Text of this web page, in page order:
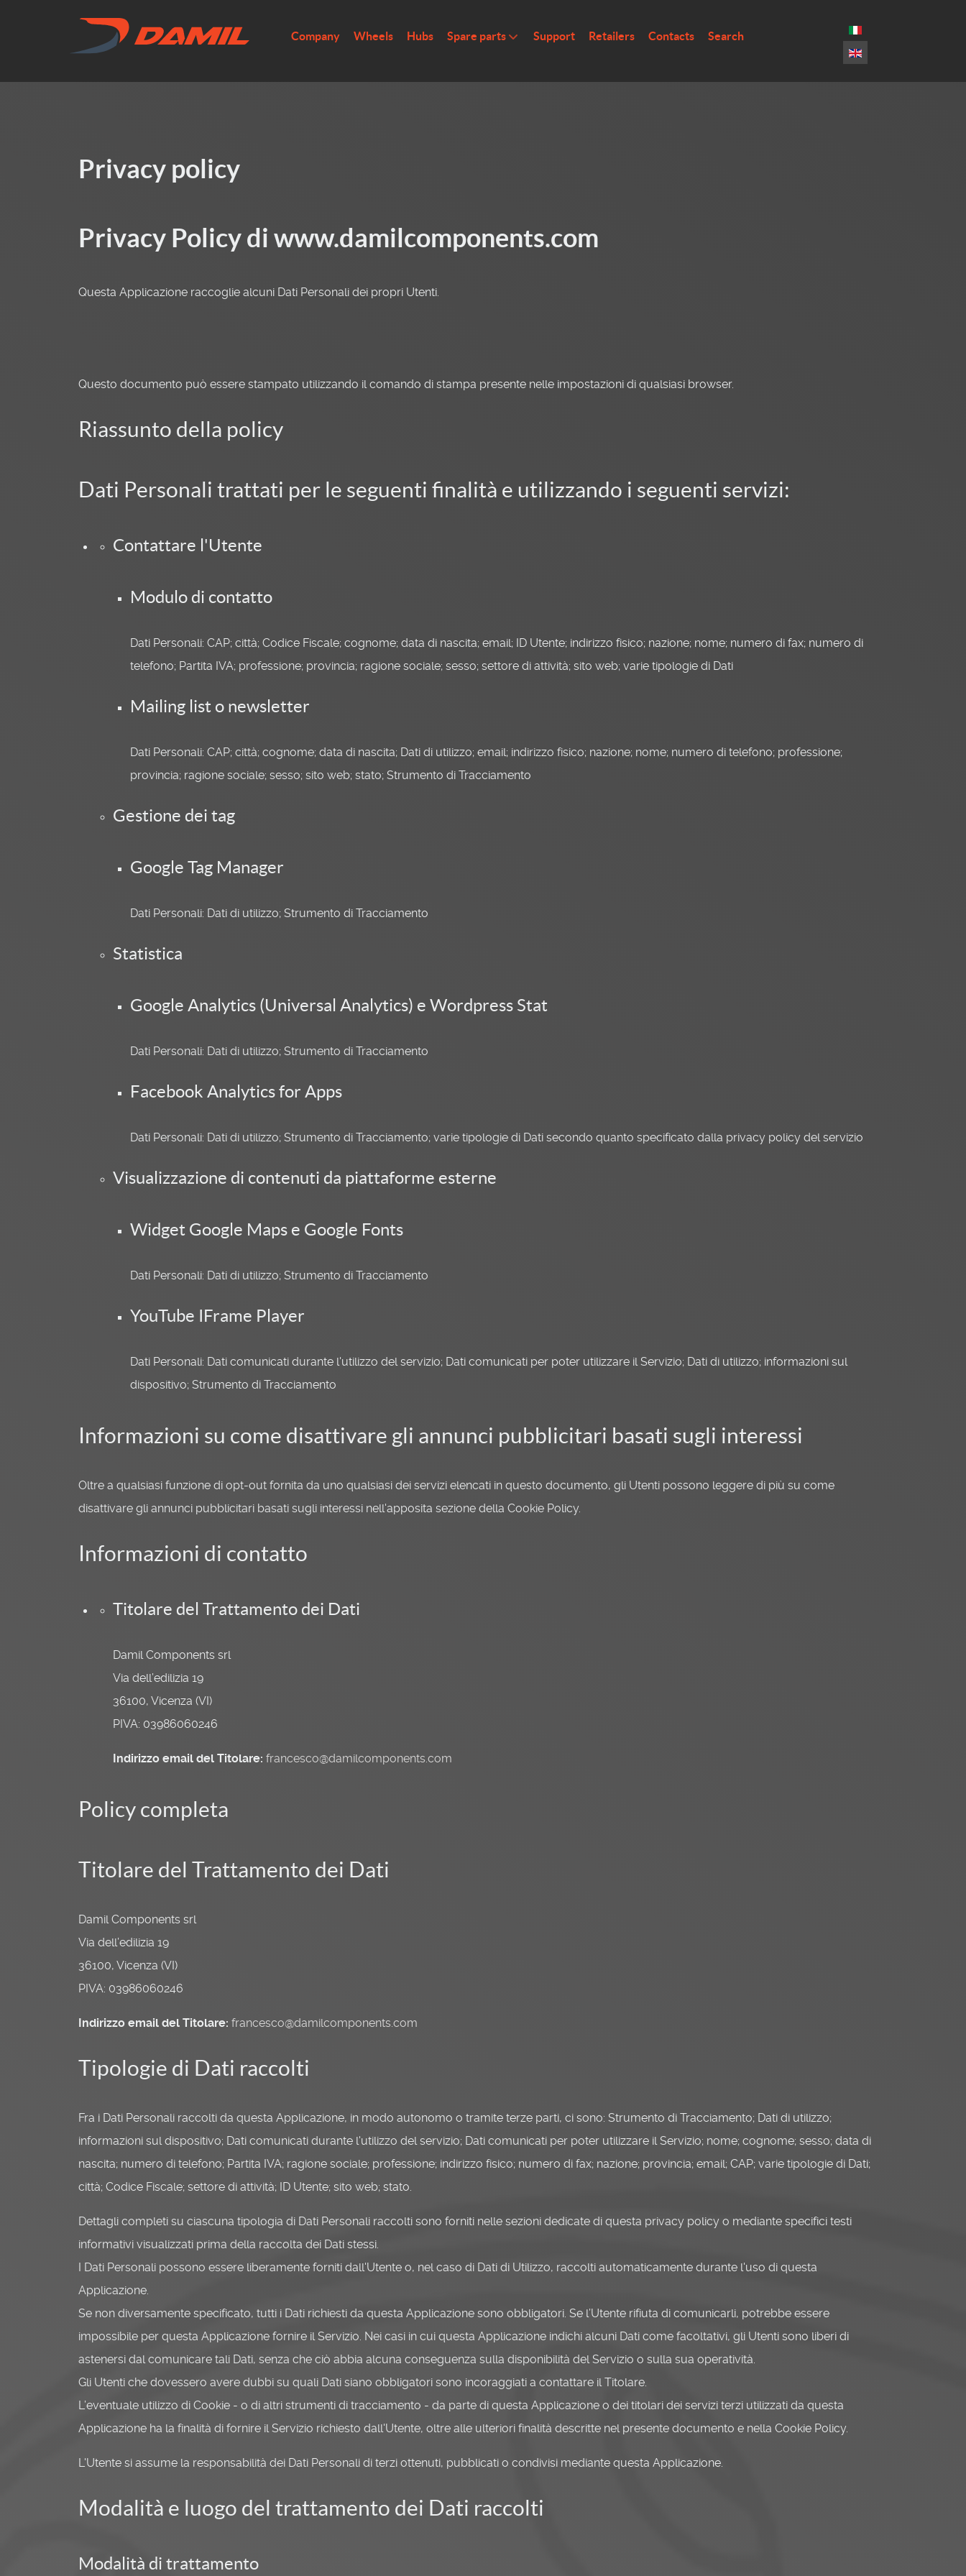
Company Wheels Hubs Spare parts Support Retailers Contacts Search
Select your language
Privacy policy
Privacy Policy di www.damilcomponents.com
Questa Applicazione raccoglie alcuni Dati Personali dei propri Utenti.
Questo documento può essere stampato utilizzando il comando di stampa presente nelle impostazioni di qualsiasi browser.
Riassunto della policy
Dati Personali trattati per le seguenti finalità e utilizzando i seguenti servizi:
Contattare l'Utente
Modulo di contatto
Dati Personali: CAP; città; Codice Fiscale; cognome; data di nascita; email; ID Utente; indirizzo fisico; nazione; nome; numero di fax; numero di
telefono; Partita IVA; professione; provincia; ragione sociale; sesso; settore di attività; sito web; varie tipologie di Dati
Mailing list o newsletter
Dati Personali: CAP; città; cognome; data di nascita; Dati di utilizzo; email; indirizzo fisico; nazione; nome; numero di telefono; professione;
provincia; ragione sociale; sesso; sito web; stato; Strumento di Tracciamento
Gestione dei tag
Google Tag Manager
Dati Personali: Dati di utilizzo; Strumento di Tracciamento
Statistica
Google Analytics (Universal Analytics) e Wordpress Stat
Dati Personali: Dati di utilizzo; Strumento di Tracciamento
Facebook Analytics for Apps
Dati Personali: Dati di utilizzo; Strumento di Tracciamento; varie tipologie di Dati secondo quanto specificato dalla privacy policy del servizio
Visualizzazione di contenuti da piattaforme esterne
Widget Google Maps e Google Fonts
Dati Personali: Dati di utilizzo; Strumento di Tracciamento
YouTube IFrame Player
Dati Personali: Dati comunicati durante l'utilizzo del servizio; Dati comunicati per poter utilizzare il Servizio; Dati di utilizzo; informazioni sul
dispositivo; Strumento di Tracciamento
Informazioni su come disattivare gli annunci pubblicitari basati sugli interessi
Oltre a qualsiasi funzione di opt-out fornita da uno qualsiasi dei servizi elencati in questo documento, gli Utenti possono leggere di più su come
disattivare gli annunci pubblicitari basati sugli interessi nell'apposita sezione della Cookie Policy.
Informazioni di contatto
Titolare del Trattamento dei Dati
Damil Components srl
Via dell’edilizia 19
36100, Vicenza (VI)
PIVA: 03986060246
Indirizzo email del Titolare: francesco@damilcomponents.com
Policy completa
Titolare del Trattamento dei Dati
Damil Components srl
Via dell’edilizia 19
36100, Vicenza (VI)
PIVA: 03986060246
Indirizzo email del Titolare: francesco@damilcomponents.com
Tipologie di Dati raccolti
Fra i Dati Personali raccolti da questa Applicazione, in modo autonomo o tramite terze parti, ci sono: Strumento di Tracciamento; Dati di utilizzo;
informazioni sul dispositivo; Dati comunicati durante l'utilizzo del servizio; Dati comunicati per poter utilizzare il Servizio; nome; cognome; sesso; data di
nascita; numero di telefono; Partita IVA; ragione sociale; professione; indirizzo fisico; numero di fax; nazione; provincia; email; CAP; varie tipologie di Dati;
città; Codice Fiscale; settore di attività; ID Utente; sito web; stato.
Dettagli completi su ciascuna tipologia di Dati Personali raccolti sono forniti nelle sezioni dedicate di questa privacy policy o mediante specifici testi
informativi visualizzati prima della raccolta dei Dati stessi.
I Dati Personali possono essere liberamente forniti dall'Utente o, nel caso di Dati di Utilizzo, raccolti automaticamente durante l'uso di questa
Applicazione.
Se non diversamente specificato, tutti i Dati richiesti da questa Applicazione sono obbligatori. Se l’Utente rifiuta di comunicarli, potrebbe essere
impossibile per questa Applicazione fornire il Servizio. Nei casi in cui questa Applicazione indichi alcuni Dati come facoltativi, gli Utenti sono liberi di
astenersi dal comunicare tali Dati, senza che ciò abbia alcuna conseguenza sulla disponibilità del Servizio o sulla sua operatività.
Gli Utenti che dovessero avere dubbi su quali Dati siano obbligatori sono incoraggiati a contattare il Titolare.
L’eventuale utilizzo di Cookie - o di altri strumenti di tracciamento - da parte di questa Applicazione o dei titolari dei servizi terzi utilizzati da questa
Applicazione ha la finalità di fornire il Servizio richiesto dall'Utente, oltre alle ulteriori finalità descritte nel presente documento e nella Cookie Policy.
L'Utente si assume la responsabilità dei Dati Personali di terzi ottenuti, pubblicati o condivisi mediante questa Applicazione.
Modalità e luogo del trattamento dei Dati raccolti
Modalità di trattamento